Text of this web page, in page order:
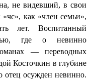
не видевший, в свои
как «член семьи»,
лет. Воспитанный
где о невинно
— переводных
Косточкин в глубине
отец осужден невинно.